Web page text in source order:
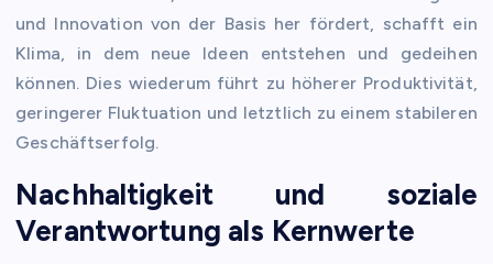
und Innovation von der Basis her fördert, schafft ein
Klima, in dem neue Ideen entstehen und gedeihen
können. Dies wiederum führt zu höherer Produktivität,
geringerer Fluktuation und letztlich zu einem stabileren
Geschäftserfolg.
Nachhaltigkeit und soziale
Verantwortung als Kernwerte